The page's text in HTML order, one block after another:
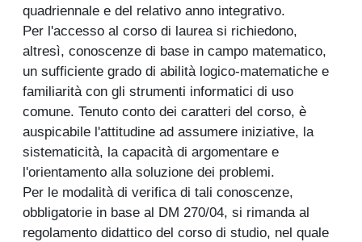
quadriennale e del relativo anno integrativo.
Per l'accesso al corso di laurea si richiedono,
altresì, conoscenze di base in campo matematico,
un sufficiente grado di abilità logico-matematiche e
familiarità con gli strumenti informatici di uso
comune. Tenuto conto dei caratteri del corso, è
auspicabile l'attitudine ad assumere iniziative, la
sistematicità, la capacità di argomentare e
l'orientamento alla soluzione dei problemi.
Per le modalità di verifica di tali conoscenze,
obbligatorie in base al DM 270/04, si rimanda al
regolamento didattico del corso di studio, nel quale